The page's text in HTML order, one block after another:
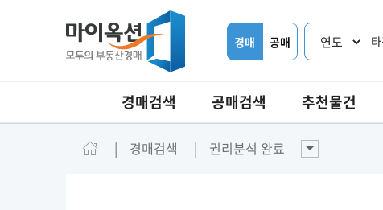
경매 공매
경매검색 공매검색 추천물건
경매검색 권리분석 완료